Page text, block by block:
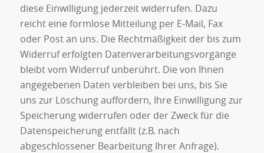
diese Einwilligung jederzeit widerrufen. Dazu
reicht eine formlose Mitteilung per E-Mail, Fax
oder Post an uns. Die Rechtmäßigkeit der bis zum
Widerruf erfolgten Datenverarbeitungsvorgänge
bleibt vom Widerruf unberührt. Die von Ihnen
angegebenen Daten verbleiben bei uns, bis Sie
uns zur Löschung auffordern, Ihre Einwilligung zur
Speicherung widerrufen oder der Zweck für die
Datenspeicherung entfällt (z.B. nach
abgeschlossener Bearbeitung Ihrer Anfrage).